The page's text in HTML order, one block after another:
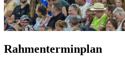
Rahmenterminplan